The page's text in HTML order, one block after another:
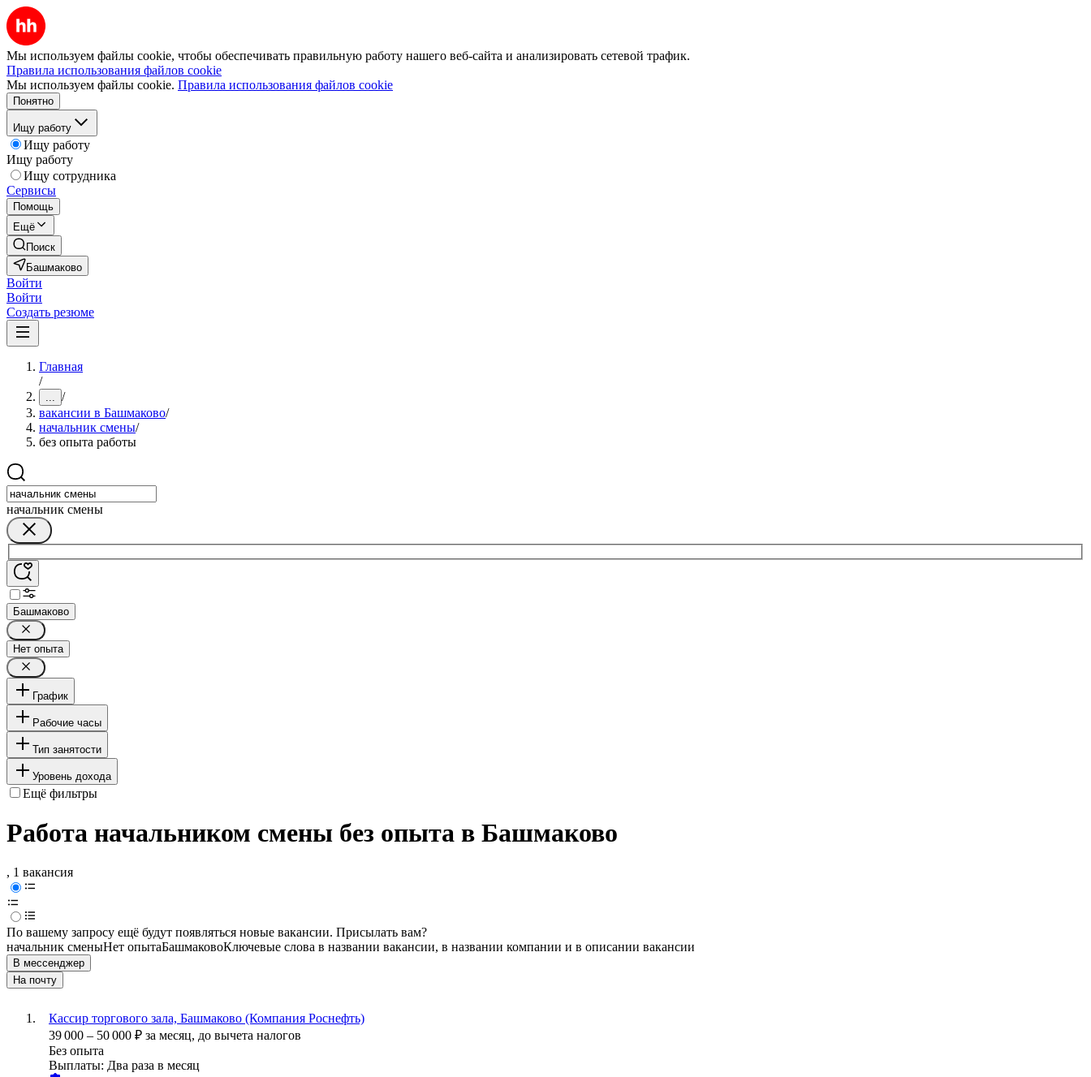
Мы используем файлы cookie, чтобы обеспечивать правильную работу нашего веб-сайта и анализировать сетевой трафик.
Правила использования файлов cookie
Мы используем файлы cookie. Правила использования файлов cookie
Понятно
Ищу работу
Ищу работу
Ищу работу
Ищу сотрудника
Сервисы
Помощь
Ещё
Поиск
Башмаково
Войти
Войти
Создать резюме
Главная
/
... /
вакансии в Башмаково/
начальник смены/
без опыта работы
начальник смены
Башмаково
Нет опыта
График
Рабочие часы
Тип занятости
Уровень дохода
Ещё фильтры
Работа начальником смены без опыта в Башмаково
, 1 вакансия
По вашему запросу ещё будут появляться новые вакансии. Присылать вам?
начальник сменыНет опытаБашмаковоКлючевые слова в названии вакансии, в названии компании и в описании вакансии
В мессенджер
На почту
Кассир торгового зала, Башмаково (Компания Роснефть)
39 000 – 50 000 ₽ за месяц, до вычета налогов
Без опыта
Выплаты: Два раза в месяц